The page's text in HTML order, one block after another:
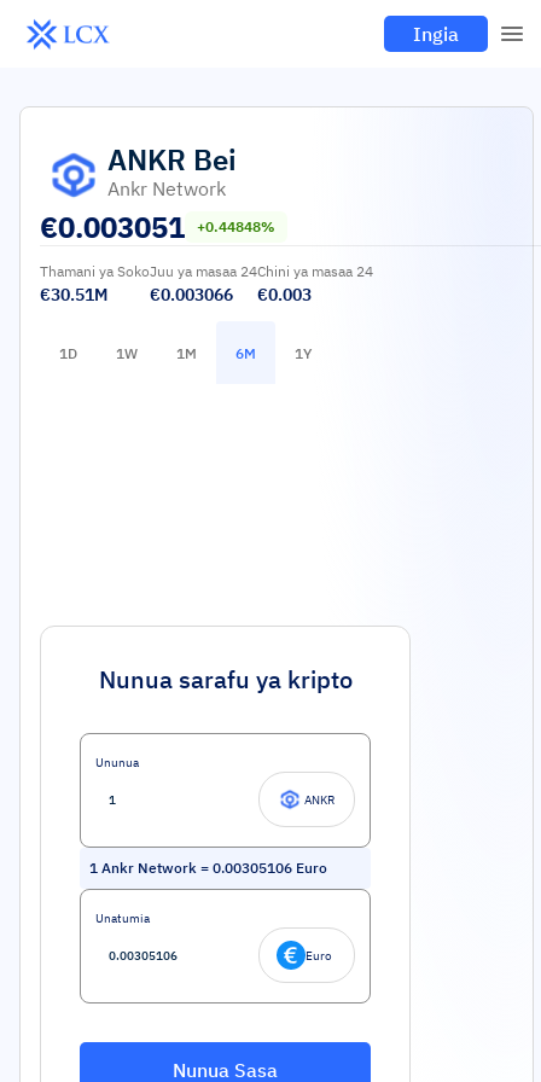
Ingia
ANKR Bei
Ankr Network
€0.003051 +0.44848%
Thamani ya Soko
€30.51M
Juu ya masaa 24
€0.003066
Chini ya masaa 24
€0.003
1D 1W 1M 6M 1Y
Nunua sarafu ya kripto
Ununua
ANKR
1 Ankr Network = 0.00305106 Euro
Unatumia
Euro
Nunua Sasa